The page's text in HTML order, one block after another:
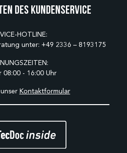
des Kundenservice
HOTLINE:
unter: +49 2336 – 8193175
08:00 - 16:00 Uhr
Kontaktformular